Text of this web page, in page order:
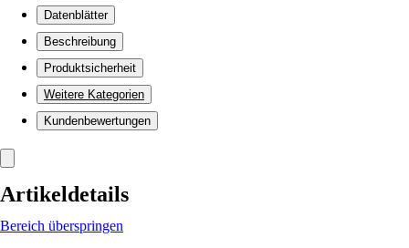
Datenblätter
Beschreibung
Produktsicherheit
Weitere Kategorien
Kundenbewertungen
Artikeldetails
Bereich überspringen